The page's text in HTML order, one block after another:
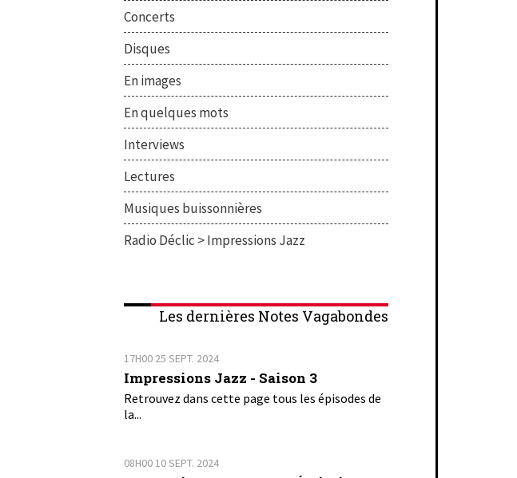
Concerts
Disques
En images
En quelques mots
Interviews
Lectures
Musiques buissonnières
Radio Déclic > Impressions Jazz
Les dernières Notes Vagabondes
17H00 25 SEPT. 2024
Impressions Jazz - Saison 3
Retrouvez dans cette page tous les épisodes de
la...
08H00 10SEPT. 2024